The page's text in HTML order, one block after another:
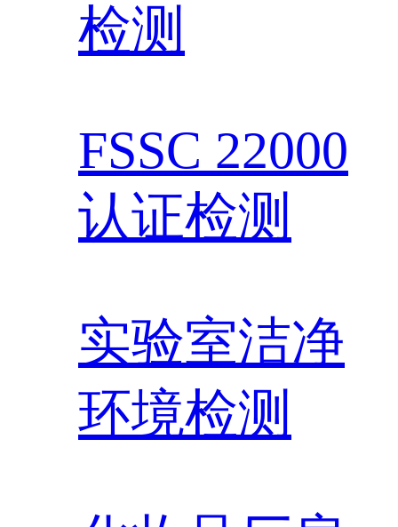
检测
FSSC 22000
认证检测
实验室洁净
环境检测